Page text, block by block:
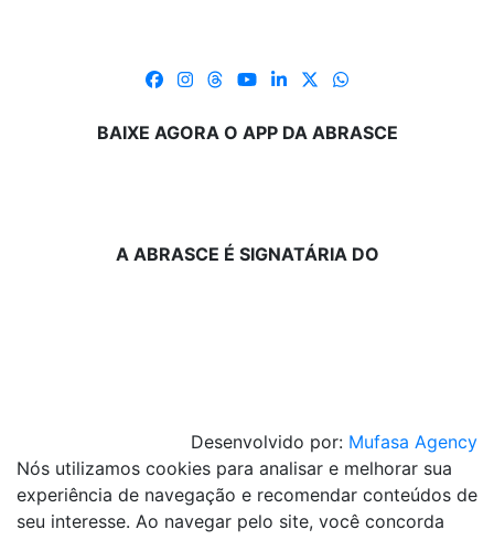
BAIXE AGORA O APP DA ABRASCE
A ABRASCE É SIGNATÁRIA DO
Desenvolvido por: Mufasa Agency
Nós utilizamos cookies para analisar e melhorar sua
experiência de navegação e recomendar conteúdos de
seu interesse. Ao navegar pelo site, você concorda